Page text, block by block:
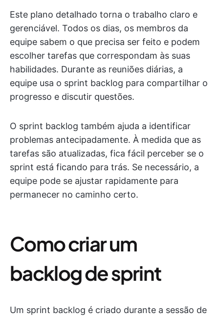
Este plano detalhado torna o trabalho claro e
gerenciável. Todos os dias, os membros da
equipe sabem o que precisa ser feito e podem
escolher tarefas que correspondam às suas
habilidades. Durante as reuniões diárias, a
equipe usa o sprint backlog para compartilhar o
progresso e discutir questões.
O sprint backlog também ajuda a identificar
problemas antecipadamente. À medida que as
tarefas são atualizadas, fica fácil perceber se o
sprint está ficando para trás. Se necessário, a
equipe pode se ajustar rapidamente para
permanecer no caminho certo.
Como criar um
backlog de sprint
Um sprint backlog é criado durante a sessão de